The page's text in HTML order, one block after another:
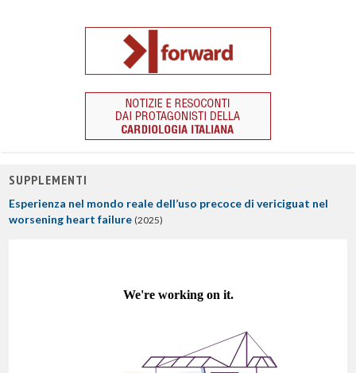
SUPPLEMENTI
Esperienza nel mondo reale dell’uso precoce di vericiguat nel
worsening heart failure (2025)